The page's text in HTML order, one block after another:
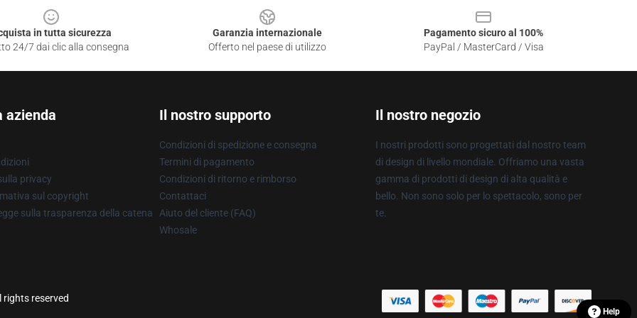
in tutta sicurezza
24/7 dai clic alla consegna
Garanzia internazionale
Offerto nel paese di utilizzo
Pagamento sicuro al 100%
PayPal / MasterCard / Visa
azienda
privacy
sul copyright
sulla trasparenza della catena
Il nostro supporto
Condizioni di spedizione e consegna
Termini di pagamento
Condizioni di ritorno e rimborso
Contattaci
Aiuto del cliente (FAQ)
Whosale
Il nostro negozio
I nostri prodotti sono progettati dal nostro team
di design di livello mondiale. Offriamo una vasta
gamma di prodotti di design di alta qualità e
bello. Non sono solo per lo spettacolo, sono per
te.
rights reserved
Help